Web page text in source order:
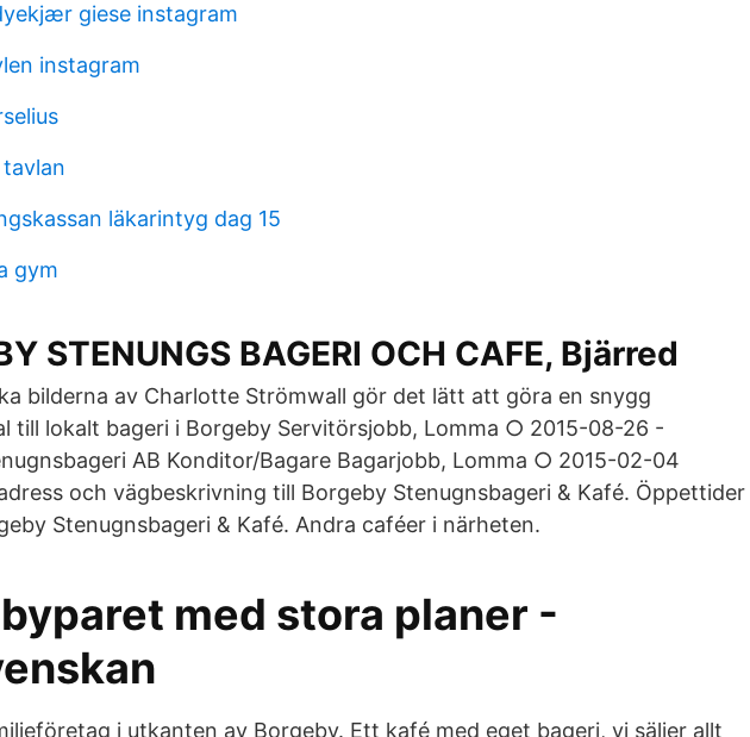
giese instagram
instagram
läkarintyg dag 15
gym
STENUNGS BAGERI OCH CAFE, Bjärred
bilderna av Charlotte Strömwall gör det lätt att göra en snygg
till lokalt bageri i Borgeby Servitörsjobb, Lomma ○ 2015-08-26 -
AB Konditor/Bagare Bagarjobb, Lomma ○ 2015-02-04
och vägbeskrivning till Borgeby Stenugnsbageri & Kafé. Öppettider
Stenugnsbageri & Kafé. Andra caféer i närheten.
med stora planer -
i utkanten av Borgeby. Ett kafé med eget bageri, vi säljer allt